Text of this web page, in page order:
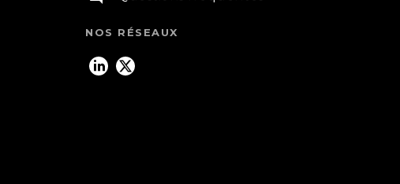
NOS RÉSEAUX